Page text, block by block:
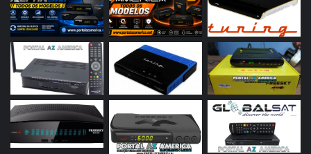
Azamerica S922
Azamerica S922 Mini
Azamerica S928
Azamerica Silver
Azamerica Silver GX PRO
Azamerica Silver IPTV